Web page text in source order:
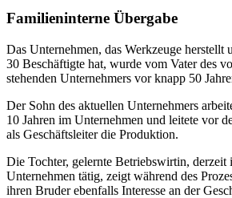
Familieninterne Übergabe
Das Unternehmen, das Werkzeuge herstellt
30 Beschäftigte hat, wurde vom Vater des
stehenden Unternehmers vor knapp 50
Der Sohn des aktuellen Unternehmers
10 Jahren im Unternehmen und leitete vor
als Geschäftsleiter die Produktion.
Die Tochter, gelernte Betriebswirtin, derzeit
Unternehmen tätig, zeigt während des
ihren Bruder ebenfalls Interesse an der